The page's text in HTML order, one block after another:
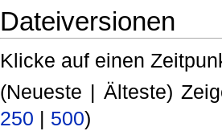
Dateiversionen
Klicke auf einen
(Neueste | Älteste)
250 | 500)